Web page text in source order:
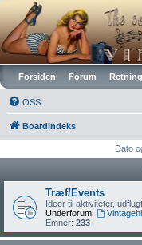
Vintagehifi.dk
Forsiden Forum
OSS
Boardindeks
Dato
Træf/Events
Ideer til aktiviteter,
Underforum:
Emner: 233